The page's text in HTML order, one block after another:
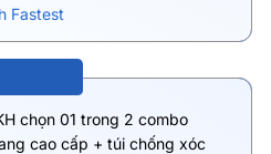
Fastest
chọn 01 trong 2 combo
cao cấp + túi chống xóc